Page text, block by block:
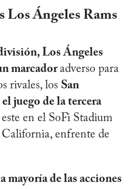
Los Ángeles Rams
Los Ángeles
marcador adverso para
rivales, los San
juego de la tercera
en el SoFi Stadium
enfrente de
mayoría de las acciones